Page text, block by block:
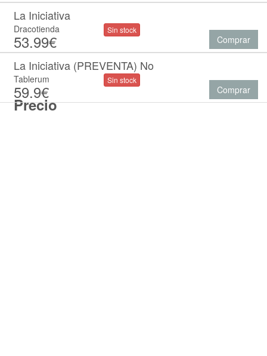
Precio
La Iniciativa
Dracotienda
53.99€
Sin stock
Comprar
La Iniciativa (PREVENTA) No
Tablerum
59.9€
Sin stock
Comprar